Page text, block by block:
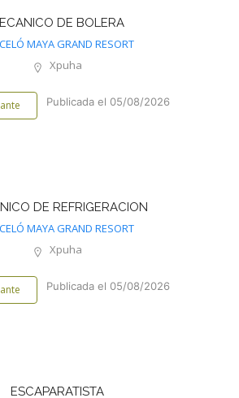
DE BOLERA
MAYA GRAND RESORT
Xpuha
Publicada el 05/08/2026
DE REFRIGERACION
MAYA GRAND RESORT
Xpuha
Publicada el 05/08/2026
ESCAPARATISTA